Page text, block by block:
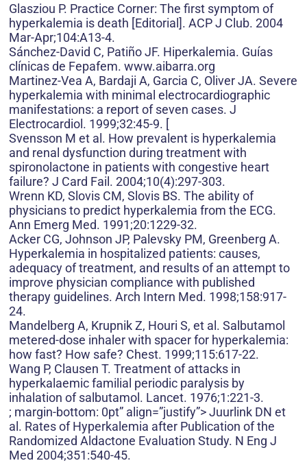
Glasziou P. Practice Corner: The first symptom of
hyperkalemia is death [Editorial]. ACP J Club. 2004
Mar-Apr;104:A13-4.
Sánchez-David C, Patiño JF. Hiperkalemia. Guías
clínicas de Fepafem. www.aibarra.org
Martinez-Vea A, Bardaji A, Garcia C, Oliver JA. Severe
hyperkalemia with minimal electrocardiographic
manifestations: a report of seven cases. J
Electrocardiol. 1999;32:45-9. [
Svensson M et al. How prevalent is hyperkalemia
and renal dysfunction during treatment with
spironolactone in patients with congestive heart
failure? J Card Fail. 2004;10(4):297-303.
Wrenn KD, Slovis CM, Slovis BS. The ability of
physicians to predict hyperkalemia from the ECG.
Ann Emerg Med. 1991;20:1229-32.
Acker CG, Johnson JP, Palevsky PM, Greenberg A.
Hyperkalemia in hospitalized patients: causes,
adequacy of treatment, and results of an attempt to
improve physician compliance with published
therapy guidelines. Arch Intern Med. 1998;158:917-
24.
Mandelberg A, Krupnik Z, Houri S, et al. Salbutamol
metered-dose inhaler with spacer for hyperkalemia:
how fast? How safe? Chest. 1999;115:617-22.
Wang P, Clausen T. Treatment of attacks in
hyperkalaemic familial periodic paralysis by
inhalation of salbutamol. Lancet. 1976;1:221-3.
; margin-bottom: 0pt” align=”justify”> Juurlink DN et
al. Rates of Hyperkalemia after Publication of the
Randomized Aldactone Evaluation Study. N Eng J
Med 2004;351:540-45.